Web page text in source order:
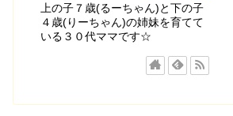
上の子７歳(るーちゃん)と下の子
４歳(りーちゃん)の姉妹を育てて
いる３０代ママです☆